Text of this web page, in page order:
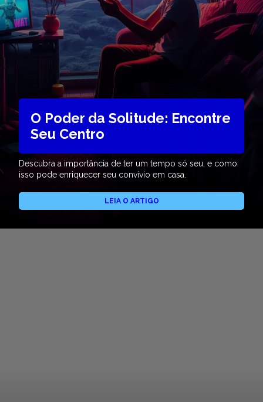
O Poder da Solitude: Encontre
Seu Centro
Descubra a importância de ter um tempo só seu, e como
isso pode enriquecer seu convívio em casa.
LEIA O ARTIGO